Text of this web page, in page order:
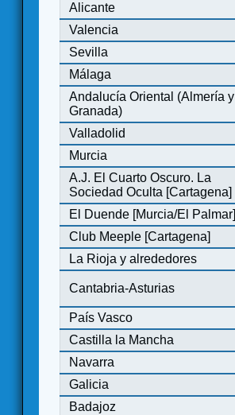
Alicante
Valencia
Sevilla
Málaga
Andalucía Oriental (Almería y
Granada)
Valladolid
Murcia
A.J. El Cuarto Oscuro. La
Sociedad Oculta [Cartagena]
El Duende [Murcia/El Palmar]
Club Meeple [Cartagena]
La Rioja y alrededores
Cantabria-Asturias
País Vasco
Castilla la Mancha
Navarra
Galicia
Badajoz